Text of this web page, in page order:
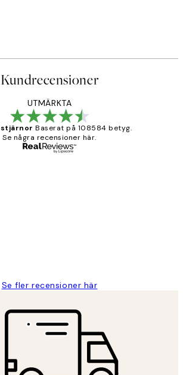
Kundrecensioner
UTMÄRKTA
stjärnor Baserat på 108584 betyg.
Se några recensioner här.
Se fler recensioner här